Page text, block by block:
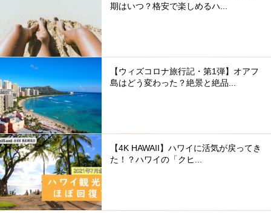
期はいつ？格安で楽しめるハ...
【ウィズコロナ旅行記・第1弾】オアフ
島はどう変わった？絶景と絶品...
【4K HAWAII】ハワイに活気が戻ってき
た！？ハワイの「クヒ...